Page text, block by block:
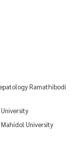
Ramathibodi
University